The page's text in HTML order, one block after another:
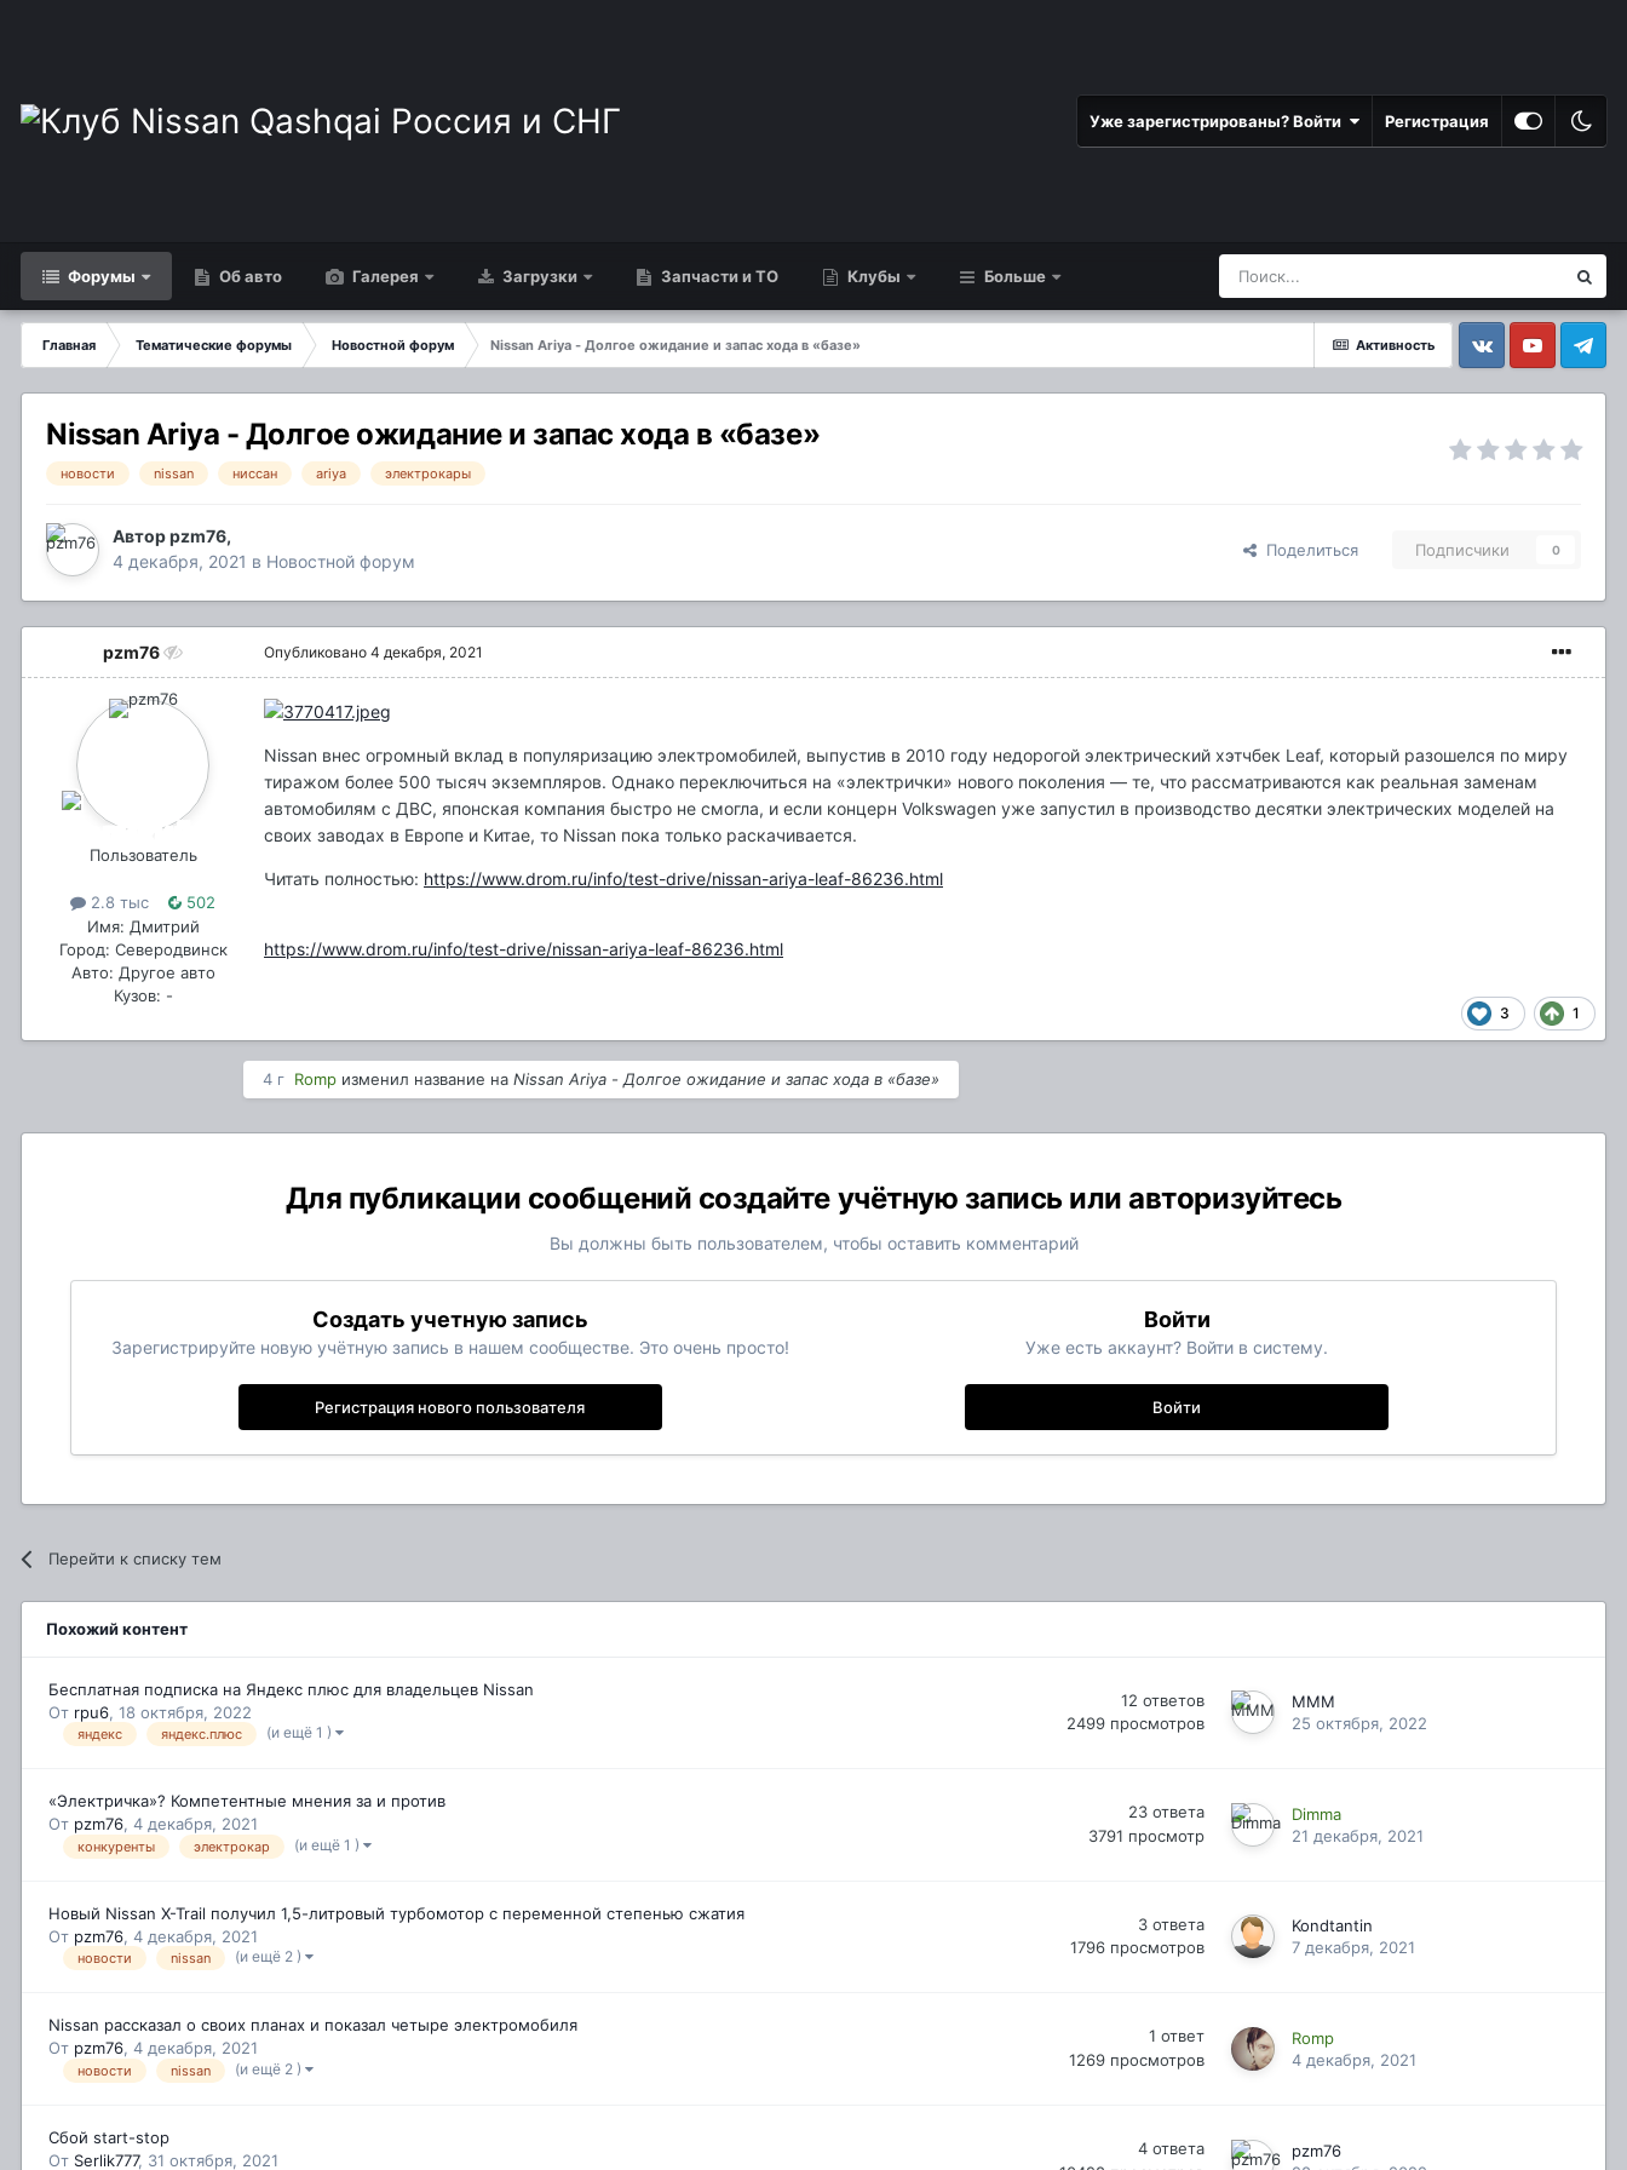
Уже зарегистрированы? Войти Регистрация
Форумы Об авто Галерея Загрузки Запчасти и ТО Клубы Больше
Активность
Главная Тематические форумы Новостной форум
Nissan Ariya - Долгое ожидание и запас хода в «базе»
VkontakteYouTube Telegram
Nissan Ariya - Долгое ожидание и запас хода в «базе»
новости nissan ниссан ariya электрокары
Авторpzm76,
4 декабря, 2021 в Новостной форум
Поделиться Подписчики 0
pzm76
Пользователь
2.8 тыс
502
Имя: Дмитрий
Город: Северодвинск
Авто: Другое авто
Кузов: -
Опубликовано 4 декабря, 2021
Nissan внес огромный вклад в популяризацию электромобилей, выпустив в 2010 году недорогой электрический хэтчбек Leaf, который разошелся по миру
тиражом более 500 тысяч экземпляров. Однако переключиться на «электрички» нового поколения — те, что рассматриваются как реальная заменам
автомобилям с ДВС, японская компания быстро не смогла, и если концерн Volkswagen уже запустил в производство десятки электрических моделей на
своих заводах в Европе и Китае, то Nissan пока только раскачивается.
Читать полностью: https://www.drom.ru/info/test-drive/nissan-ariya-leaf-86236.html
https://www.drom.ru/info/test-drive/nissan-ariya-leaf-86236.html
3 1
4 г Romp изменил название на Nissan Ariya - Долгое ожидание и запас хода в «базе»
Для публикации сообщений создайте учётную запись или авторизуйтесь
Вы должны быть пользователем, чтобы оставить комментарий
Создать учетную запись
Зарегистрируйте новую учётную запись в нашем сообществе. Это очень просто!
Регистрация нового пользователя
Войти
Уже есть аккаунт? Войти в систему.
Войти
Перейти к списку тем
Похожий контент
Бесплатная подписка на Яндекс плюс для владельцев Nissan
От rpu6, 18 октября, 2022
яндекс яндекс.плюс (и ещё 1 )
12 ответов
2499 просмотров
MMM
25 октября, 2022
«Электричка»? Компетентные мнения за и против
От pzm76, 4 декабря, 2021
конкуренты электрокар (и ещё 1 )
23 ответа
3791 просмотр
Dimma
21 декабря, 2021
Новый Nissan X-Trail получил 1,5-литровый турбомотор с переменной степенью сжатия
От pzm76, 4 декабря, 2021
новости nissan (и ещё 2 )
3 ответа
1796 просмотров
Kondtantin
7 декабря, 2021
Nissan рассказал о своих планах и показал четыре электромобиля
От pzm76, 4 декабря, 2021
новости nissan (и ещё 2 )
1 ответ
1269 просмотров
Romp
4 декабря, 2021
Сбой start-stop
От Serlik777, 31 октября, 2021
4 ответа
pzm76